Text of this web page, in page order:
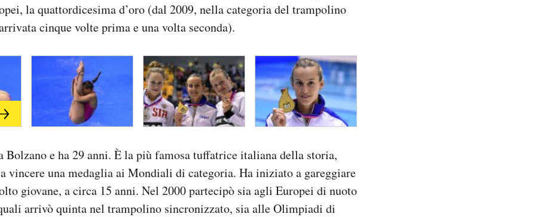
la quattordicesima d’oro (dal 2009, nella categoria del trampolino
cinque volte prima e una volta seconda).
Bolzano e ha 29 anni. È la più famosa tuffatrice italiana della storia,
vincere una medaglia ai Mondiali di categoria. Ha iniziato a gareggiare
giovane, a circa 15 anni. Nel 2000 partecipò sia agli Europei di nuoto
arrivò quinta nel trampolino sincronizzato, sia alle Olimpiadi di